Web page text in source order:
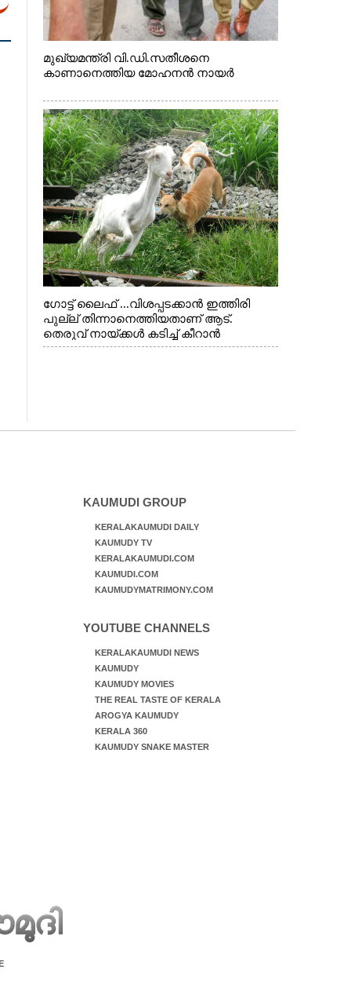
മുഖ്യമന്ത്രി വി.ഡി.സതീശനെ
കാണാനെത്തിയ മോഹനൻ നായർ
ഗോട്ട് ലൈഫ് ...വിശപ്പടക്കാൻ ഇത്തിരി
പുല്ല് തിന്നാനെത്തിയതാണ് ആട്.
തെരുവ് നായ്ക്കൾ കടിച്ച് കീറാൻ
വന്നതോടെ വയറിന്റെ ആന്തൽ മറന്ന്
KAUMUDI GROUP
KERALAKAUMUDI DAILY
KAUMUDY TV
KERALAKAUMUDI.COM
KAUMUDI.COM
KAUMUDYMATRIMONY.COM
YOUTUBE CHANNELS
KERALAKAUMUDI NEWS
KAUMUDY
KAUMUDY MOVIES
THE REAL TASTE OF KERALA
AROGYA KAUMUDY
KERALA 360
KAUMUDY SNAKE MASTER